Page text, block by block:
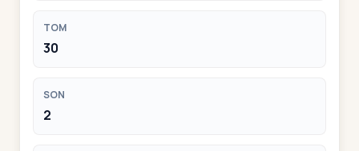
TOM
30
SON
2